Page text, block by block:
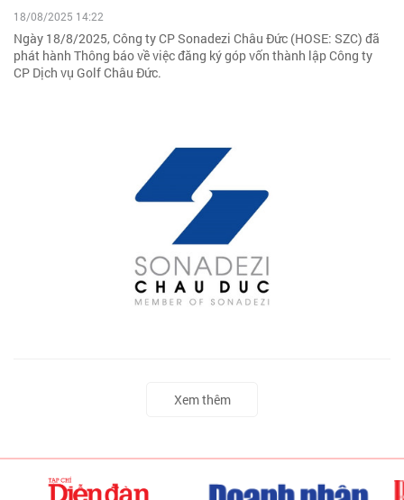
18/08/2025 14:22
Ngày 18/8/2025, Công ty CP Sonadezi Châu Đức (HOSE: SZC) đã
phát hành Thông báo về việc đăng ký góp vốn thành lập Công ty
CP Dịch vụ Golf Châu Đức.
Xem thêm